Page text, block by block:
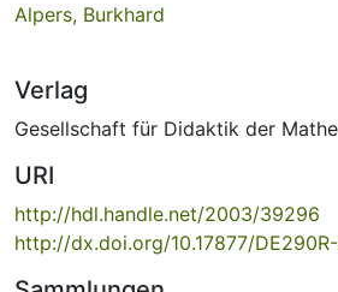
Alpers, Burkhard
Verlag
Gesellschaft für Didaktik der
URI
http://hdl.handle.net/2003/39296
http://dx.doi.org/10.17877/DE290R-